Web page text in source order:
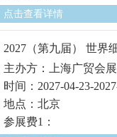
点击查看详情
2027（第九届） 世界
主办方：上海广贸会
时间：2027-04-23-
地点：北京
参展费1：